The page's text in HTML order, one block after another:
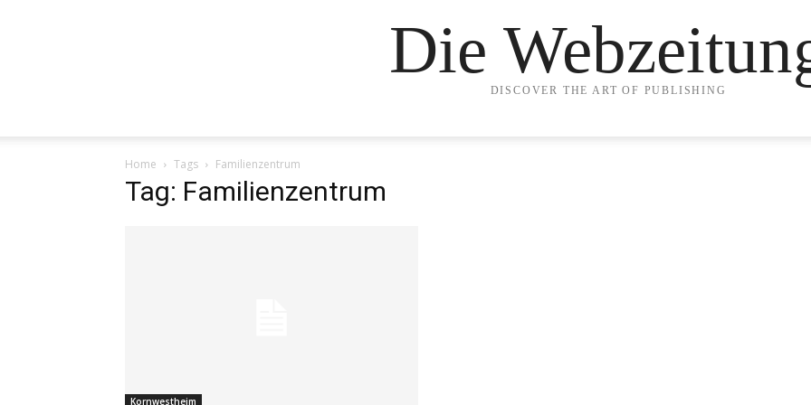
Die
DISCOVER THE ART OF PUBLISHING
Home Tags Familienzentrum
Tag: Familienzentrum
Kornwestheim